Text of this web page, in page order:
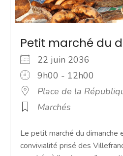
Petit marché du
22 juin 2036
9h00 - 12h00
Place de la
Marchés
Le petit marché du dimanche
convivialité prisé des